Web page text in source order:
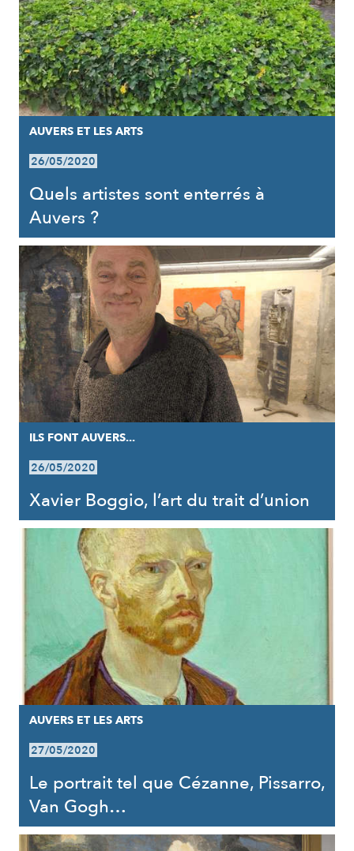
AUVERS ET LES ARTS
26/05/2020
Quels artistes sont enterrés à
Auvers ?
ILS FONT AUVERS...
26/05/2020
Xavier Boggio, l’art du trait d’union
AUVERS ET LES ARTS
27/05/2020
Le portrait tel que Cézanne, Pissarro,
Van Gogh…